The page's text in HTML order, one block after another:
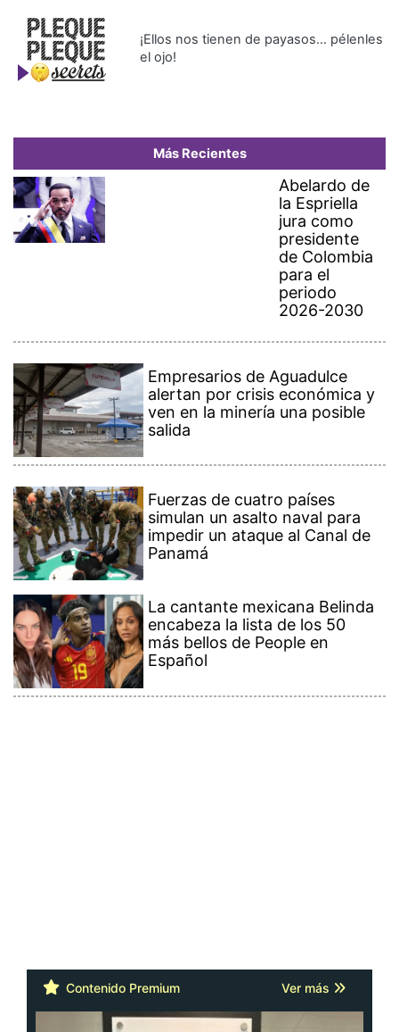
¡Ellos nos tienen de payasos… pélenles
el ojo!
Más Recientes
Abelardo de
la Espriella
jura como
presidente
de Colombia
para el
periodo
2026-2030
Empresarios de Aguadulce
alertan por crisis económica y
ven en la minería una posible
salida
Fuerzas de cuatro países
simulan un asalto naval para
impedir un ataque al Canal de
Panamá
La cantante mexicana Belinda
encabeza la lista de los 50
más bellos de People en
Español
Contenido Premium Ver más